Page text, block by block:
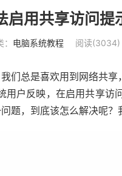
启用共享访问提
电脑系统教程 阅读(3034)
们总是喜欢用到网络共
用户反映，在启用共享访
题，到底该怎么解决呢？